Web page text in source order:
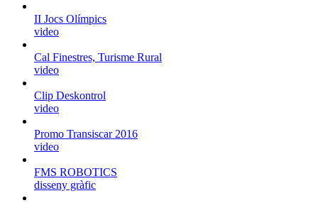
II Jocs Olímpics
video
Cal Finestres, Turisme Rural
video
Clip Deskontrol
video
Promo Transiscar 2016
video
FMS ROBOTICS
disseny gràfic